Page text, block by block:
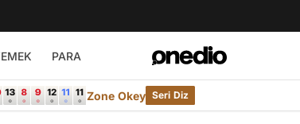
PARA
Zone Okey Seri Diz